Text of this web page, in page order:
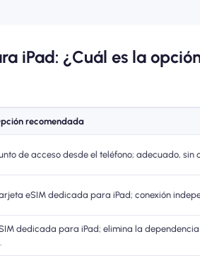
iPad: ¿Cuál es la
recomendada
de acceso desde el teléfono; adecuado, sin
eSIM dedicada para iPad; conexión
dedicada para iPad; elimina la